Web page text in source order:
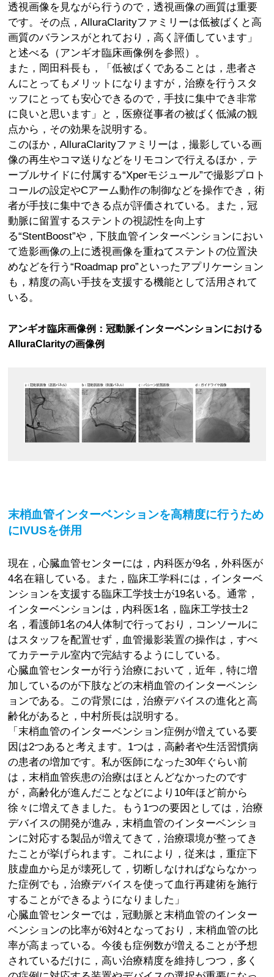
透視画像を見ながら行うので，透視画像の画質は重要
です。その点，AlluraClarityファミリーは低被ばくと高
画質のバランスがとれており，高く評価しています」
と述べる（アンギオ臨床画像例を参照）。
また，岡田科長も，「低被ばくであることは，患者さ
んにとってもメリットになりますが，治療を行うスタ
ッフにとっても安心できるので，手技に集中でき非常
に良いと思います」と，医療従事者の被ばく低減の観
点から，その効果を説明する。
このほか，AlluraClarityファミリーは，撮影している画
像の再生やコマ送りなどをリモコンで行えるほか，テ
ーブルサイドに付属する“Xperモジュール”で撮影プロト
コールの設定やCアーム動作の制御などを操作でき，術
者が手技に集中できる点が評価されている。また，冠
動脈に留置するステントの視認性を向上す
る“StentBoost”や，下肢血管インターベンションにおい
て造影画像の上に透視画像を重ねてステントの位置決
めなどを行う“Roadmap pro”といったアプリケーション
も，精度の高い手技を支援する機能として活用されて
いる。
アンギオ臨床画像例：冠動脈インターベンションにおける
AlluraClarityの画像例
末梢血管インターベンションを高精度に行うため
にIVUSを併用
現在，心臓血管センターには，内科医が9名，外科医が
4名在籍している。また，臨床工学科には，インターベ
ンションを支援する臨床工学技士が19名いる。通常，
インターベンションは，内科医1名，臨床工学技士2
名，看護師1名の4人体制で行っており，コンソールに
はスタッフを配置せず，血管撮影装置の操作は，すべ
てカテーテル室内で完結するようにしている。
心臓血管センターが行う治療において，近年，特に増
加しているのが下肢などの末梢血管のインターベンシ
ョンである。この背景には，治療デバイスの進化と高
齢化があると，中村所長は説明する。
「末梢血管のインターベンション症例が増えている要
因は2つあると考えます。1つは，高齢者や生活習慣病
の患者の増加です。私が医師になった30年ぐらい前
は，末梢血管疾患の治療はほとんどなかったのです
が，高齢化が進んだことなどにより10年ほど前から
徐々に増えてきました。もう1つの要因としては，治療
デバイスの開発が進み，末梢血管のインターベンショ
ンに対応する製品が増えてきて，治療環境が整ってき
たことが挙げられます。これにより，従来は，重症下
肢虚血から足が壊死して，切断しなければならなかっ
た症例でも，治療デバイスを使って血行再建術を施行
することができるようになりました」
心臓血管センターでは，冠動脈と末梢血管のインター
ベンションの比率が6対4となっており，末梢血管の比
率が高まっている。今後も症例数が増えることが予想
されているだけに，高い治療精度を維持しつつ，多く